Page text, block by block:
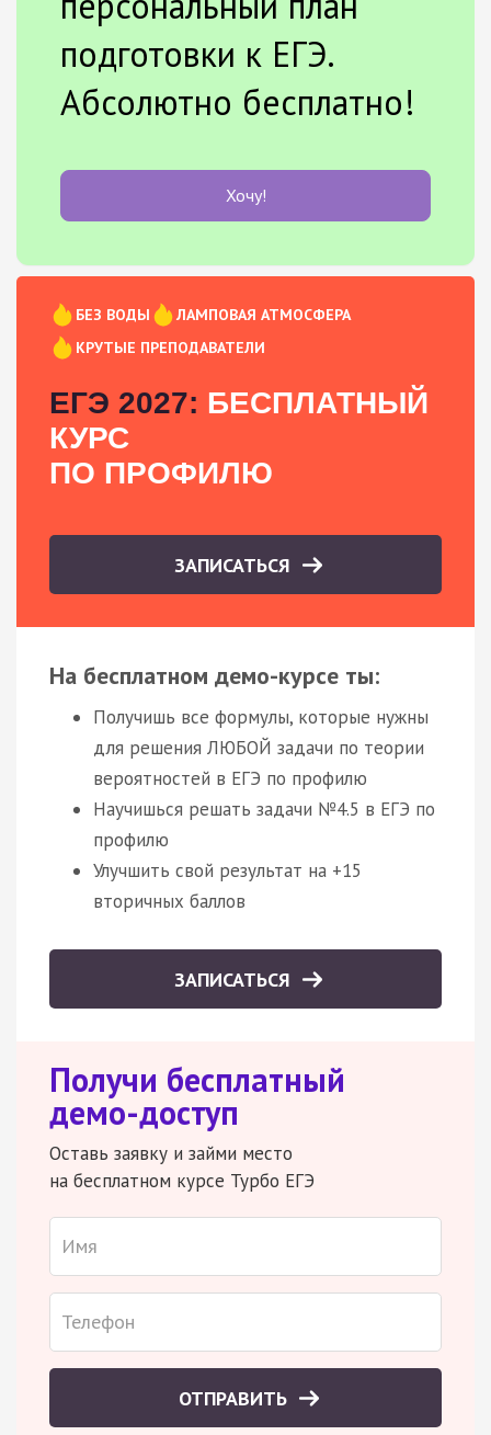
подготовки к ЕГЭ.
Абсолютно бесплатно!
Хочу!
БЕЗ ВОДЫ
ЛАМПОВАЯ АТМОСФЕРА
КРУТЫЕ ПРЕПОДАВАТЕЛИ
ЕГЭ 2027: БЕСПЛАТНЫЙ
КУРС
ПО ПРОФИЛЮ
ЗАПИСАТЬСЯ
На бесплатном демо-курсе ты:
Получишь все формулы, которые нужны
для решения ЛЮБОЙ задачи по теории
вероятностей в ЕГЭ по профилю
Научишься решать задачи №4.5 в ЕГЭ по
профилю
Улучшить свой результат на +15
вторичных баллов
ЗАПИСАТЬСЯ
Получи бесплатный
демо-доступ
Оставь заявку и займи место
на бесплатном курсе Турбо ЕГЭ
ОТПРАВИТЬ